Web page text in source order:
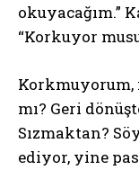
okuyacağım.”
“Korkuyor
mı? Geri
Sızmaktan?
ediyor, yine